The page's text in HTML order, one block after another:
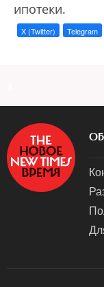
ипотеки.
X (Twitter) Telegram